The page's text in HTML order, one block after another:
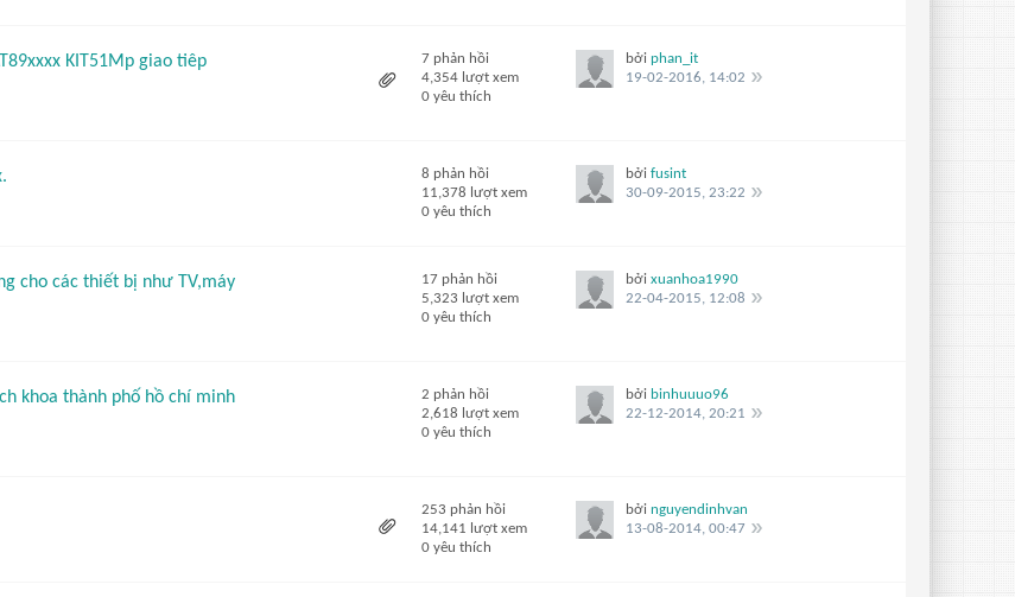
KIT51Mp giao tiêp
7 phản hồi
4,354 lượt xem
0 yêu thích
bởi phan_it
19-02-2016, 14:02
8 phản hồi
11,378 lượt xem
0 yêu thích
bởi fusint
30-09-2015, 23:22
cho các thiết bị như TV,máy
17 phản hồi
5,323 lượt xem
0 yêu thích
bởi xuanhoa1990
22-04-2015, 12:08
khoa thành phố hồ chí minh
2 phản hồi
2,618 lượt xem
0 yêu thích
bởi binhuuuo96
22-12-2014, 20:21
253 phản hồi
14,141 lượt xem
0 yêu thích
bởi nguyendinhvan
13-08-2014, 00:47